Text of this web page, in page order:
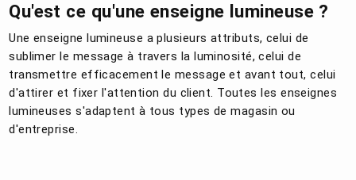
Qu'est ce qu'une enseigne lumineuse ?
Une enseigne lumineuse a plusieurs attributs, celui de
sublimer le message à travers la luminosité, celui de
transmettre efficacement le message et avant tout, celui
d'attirer et fixer l'attention du client. Toutes les enseignes
lumineuses s'adaptent à tous types de magasin ou
d'entreprise.